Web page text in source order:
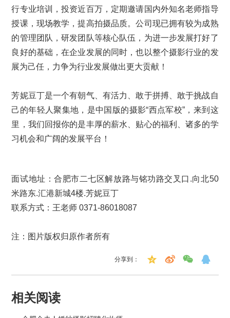
行专业培训，投资近百万，定期邀请国内外知名老师指导
授课，现场教学，提高拍摄品质。公司现已拥有较为成熟
的管理团队，研发团队等核心队伍，为进一步发展打好了
良好的基础，在企业发展的同时，也以整个摄影行业的发
展为己任，力争为行业发展做出更大贡献！
芳妮豆丁是一个有朝气、有活力、敢于拼搏、敢于挑战自
己的年轻人聚集地，是中国版的摄影“西点军校”，来到这
里，我们回报你的是丰厚的薪水、贴心的福利、诸多的学
习机会和广阔的发展平台！
面试地址：合肥市二七区解放路与铭功路交叉口.向北50
米路东.汇港新城4楼.芳妮豆丁
联系方式：王老师 0371-86018087
注：图片版权归原作者所有
分享到：
相关阅读